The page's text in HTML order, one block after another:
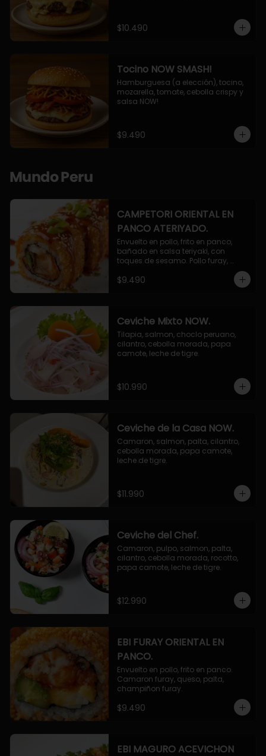
NOW!
$10.490
Tocino NOW SMASH!
Hamburguesa (a elección), tocino,
mozarella, tomate, cebolla crispy y
salsa NOW!
$9.490
Mundo Peru
CAMPETORI ORIENTAL EN
PANCO ATERIYADO.
Envuelto en pollo, frito en panco,
bañado en salsa teriyaki, con
toques de sesamo. Pollo furay,
queso, champiñon furay, cebollin.
$9.490
Ceviche Mixto NOW.
Tilapia, salmon, choclo peruano,
cilantro, cebolla morada, papa
camote, leche de tigre.
$10.990
Ceviche de la Casa NOW.
Camaron, salmon, palta, cilantro,
cebolla morada, papa camote,
leche de tigre.
$11.990
Ceviche del Chef.
Camaron, pulpo, salmon, palta,
cilantro, cebolla morada, rocotto,
papa camote, leche de tigre.
$12.990
EBI FURAY ORIENTAL EN
PANCO.
Envuelto en pollo, frito en panco.
Camaron furay, queso, palta,
champiñon furay.
$9.490
EBI MAGURO ACEVICHON